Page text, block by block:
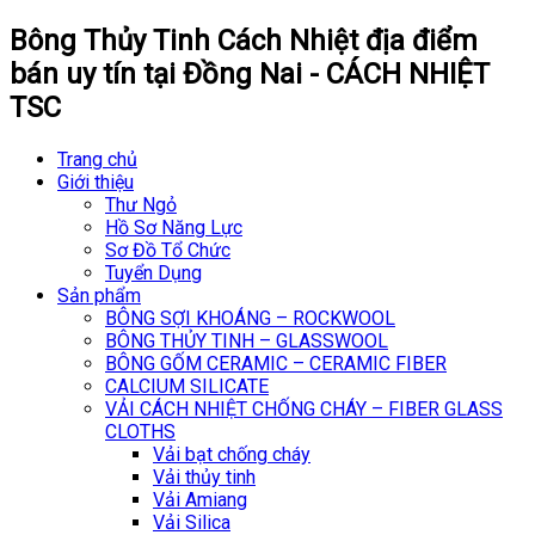
Bông Thủy Tinh Cách Nhiệt địa điểm
bán uy tín tại Đồng Nai - CÁCH NHIỆT
TSC
Trang chủ
Giới thiệu
Thư Ngỏ
Hồ Sơ Năng Lực
Sơ Đồ Tổ Chức
Tuyển Dụng
Sản phẩm
BÔNG SỢI KHOÁNG – ROCKWOOL
BÔNG THỦY TINH – GLASSWOOL
BÔNG GỐM CERAMIC – CERAMIC FIBER
CALCIUM SILICATE
VẢI CÁCH NHIỆT CHỐNG CHÁY – FIBER GLASS
CLOTHS
Vải bạt chống cháy
Vải thủy tinh
Vải Amiang
Vải Silica